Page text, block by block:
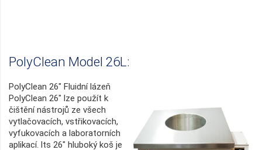
PolyClean Model 26L:
PolyClean 26" Fluidní lázeň
PolyClean 26" lze použít k
čištění nástrojů ze všech
vytlačovacích, vstřikovacích,
vyfukovacích a laboratorních
aplikací. lts 26" hluboký koš je